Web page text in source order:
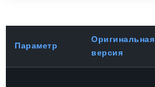
Параметр
Оригинальная
версия